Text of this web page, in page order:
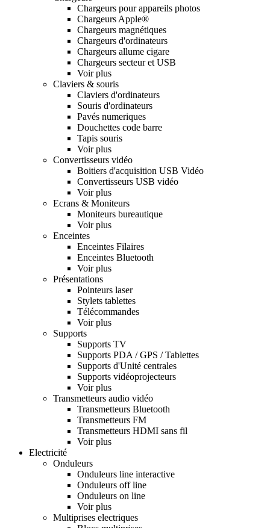
Chargeurs pour appareils photos
Chargeurs Apple®
Chargeurs magnétiques
Chargeurs d'ordinateurs
Chargeurs allume cigare
Chargeurs secteur et USB
Voir plus
Claviers & souris
Claviers d'ordinateurs
Souris d'ordinateurs
Pavés numeriques
Douchettes code barre
Tapis souris
Voir plus
Convertisseurs vidéo
Boitiers d'acquisition USB Vidéo
Convertisseurs USB vidéo
Voir plus
Ecrans & Moniteurs
Moniteurs bureautique
Voir plus
Enceintes
Enceintes Filaires
Enceintes Bluetooth
Voir plus
Présentations
Pointeurs laser
Stylets tablettes
Télécommandes
Voir plus
Supports
Supports TV
Supports PDA / GPS / Tablettes
Supports d'Unité centrales
Supports vidéoprojecteurs
Voir plus
Transmetteurs audio vidéo
Transmetteurs Bluetooth
Transmetteurs FM
Transmetteurs HDMI sans fil
Voir plus
Electricité
Onduleurs
Onduleurs line interactive
Onduleurs off line
Onduleurs on line
Voir plus
Multiprises electriques